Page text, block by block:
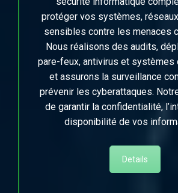
protéger vos systèmes,
sensibles contre les menaces
Nous réalisons des audits,
pare-feux, antivirus et systèmes
et assurons la surveillance
prévenir les cyberattaques.
de garantir la confidentialité,
disponibilité de vos
Details